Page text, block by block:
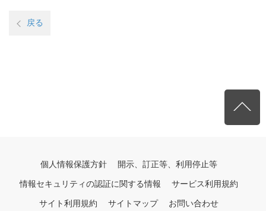
戻る
個人情報保護方針 開示、訂正等、利用停止等
情報セキュリティの認証に関する情報 サービス利用規約
サイト利用規約 サイトマップ お問い合わせ